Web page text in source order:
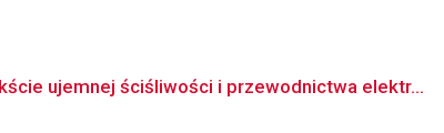
ujemnej ściśliwości i przewodnictwa elektr...